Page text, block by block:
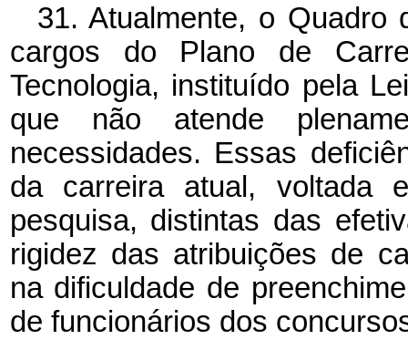
31. Atualmente, o
cargos do Plano de
Tecnologia, instituído pela
que não atende
necessidades. Essas
da carreira atual, voltada
pesquisa, distintas das
rigidez das atribuições de
na dificuldade de
de funcionários dos